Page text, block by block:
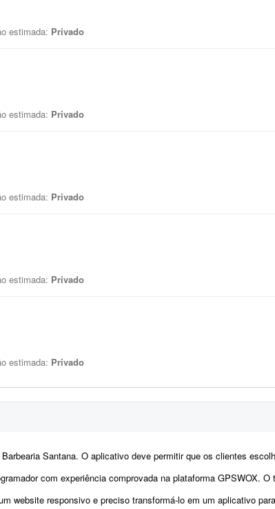
estimada: Privado
estimada: Privado
estimada: Privado
estimada: Privado
estimada: Privado
O aplicativo deve permitir que os clientes escolham o serviço, vejam os horários
com experiência comprovada na plataforma GPSWOX. O trabalho consiste em realizar
website responsivo e preciso transformá-lo em um aplicativo para iPhone,